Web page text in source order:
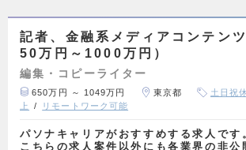
記者、金融系メディアコンテン
50万円～1000万円）
編集・コピーライター
650万円 ～ 1049万円 東京都 土日祝
上
リモートワーク可能
パソナキャリアがおすすめする求人です
こちらの求人案件以外にも各業界の非公